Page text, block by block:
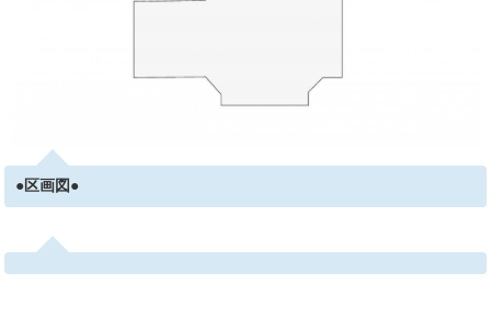
●区画図●